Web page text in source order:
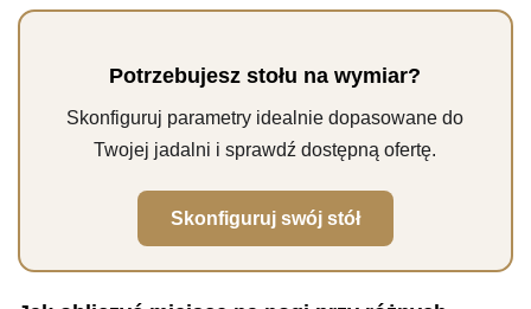
Potrzebujesz stołu na wymiar?
Skonfiguruj parametry idealnie dopasowane do
Twojej jadalni i sprawdź dostępną ofertę.
Skonfiguruj swój stół